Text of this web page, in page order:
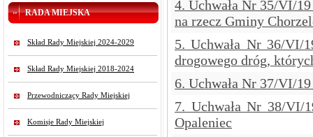
RADA MIEJSKA
Skład Rady Miejskiej 2024-2029
Skład Rady Miejskiej 2018-2024
Przewodniczący Rady Miejskiej
Komisje Rady Miejskiej
4. Uchwała Nr 35/VI/
na rzecz Gminy
5. Uchwała Nr 36/VI/
drogowego dróg,
6. Uchwała Nr 37/VI/
7. Uchwała Nr 38/VI/
Opaleniec